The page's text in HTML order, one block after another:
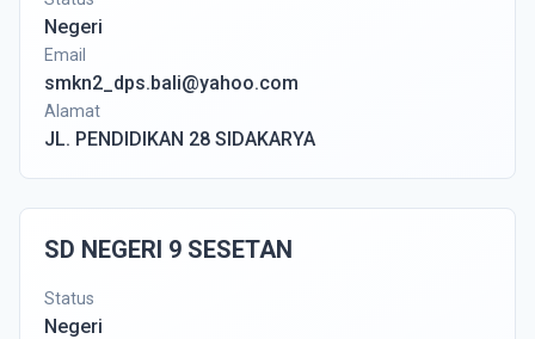
Negeri
Email
smkn2_dps.bali@yahoo.com
Alamat
JL. PENDIDIKAN 28 SIDAKARYA
SD NEGERI 9 SESETAN
Status
Negeri